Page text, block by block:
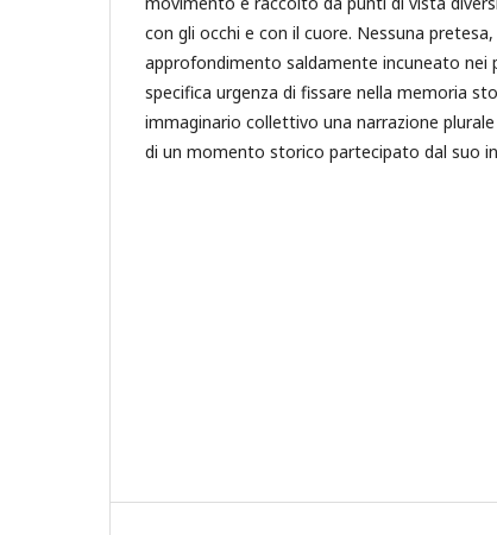
con gli occhi e con il cuore. Nessuna
approfondimento saldamente incuneato nei
specifica urgenza di fissare nella memoria
immaginario collettivo una narrazione
di un momento storico partecipato dal suo